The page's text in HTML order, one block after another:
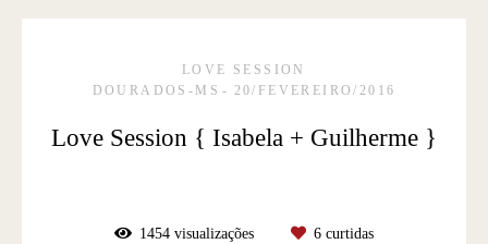
LOVE SESSION
DOURADOS-MS
20/FEVEREIRO/2016
Love Session { Isabela + Guilherme }
1454 visualizações 6 curtidas